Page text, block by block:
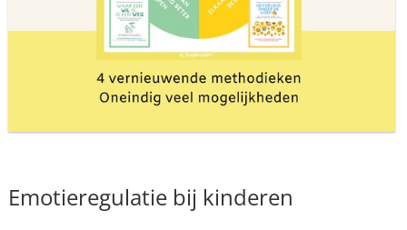
Emotieregulatie bij kinderen